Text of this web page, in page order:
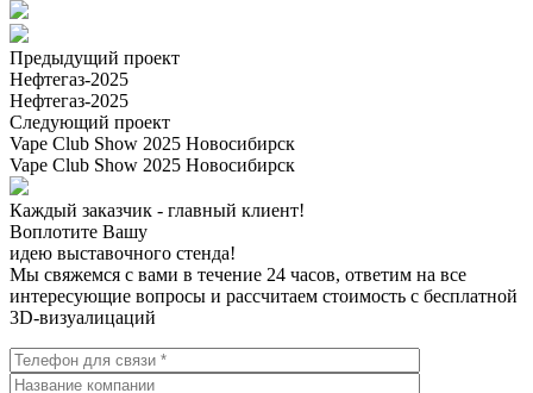
Предыдущий проект
Нефтегаз-2025
Нефтегаз-2025
Следующий проект
Vape Club Show 2025 Новосибирск
Vape Club Show 2025 Новосибирск
Каждый заказчик - главный клиент!
Воплотите Вашу
идею выставочного стенда!
Мы свяжемся с вами в течение 24 часов, ответим на все
интересующие вопросы и рассчитаем стоимость с бесплатной
3D-визуалицаций